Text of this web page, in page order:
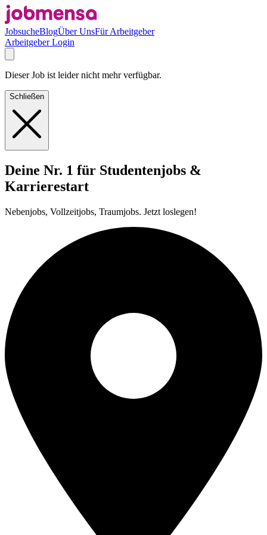
JobsucheBlogÜber UnsFür Arbeitgeber
Arbeitgeber Login
Dieser Job ist leider nicht mehr verfügbar.
Schließen
Deine Nr. 1 für Studentenjobs &
Karrierestart
Nebenjobs, Vollzeitjobs, Traumjobs. Jetzt loslegen!